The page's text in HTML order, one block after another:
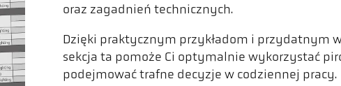
oraz zagadnień technicznych.
Dzięki praktycznym przykładom i przydatnym
sekcja ta pomoże Ci optymalnie wykorzystać
podejmować trafne decyzje w codziennej pracy.